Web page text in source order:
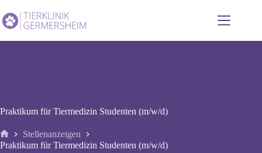
Inhalt
springen
Praktikum für Tiermedizin Studenten (m/w/d)
Start
Stellenanzeigen
Praktikum für Tiermedizin Studenten (m/w/d)